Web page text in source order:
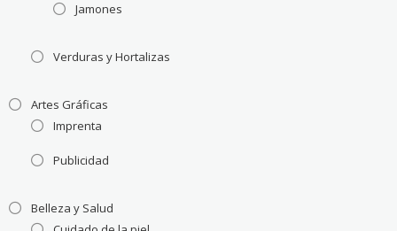
Jamones
Verduras y Hortalizas
Artes Gráficas
Imprenta
Publicidad
Belleza y Salud